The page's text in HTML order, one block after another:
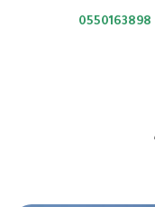
0550163898